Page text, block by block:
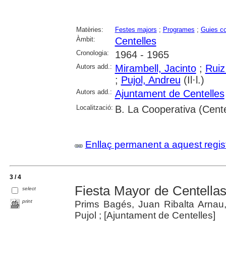
Matèries: Festes majors ; Programes ; Guies
Àmbit:
Centelles
Cronologia: 1964 - 1965
Autors add.: Mirambell, Jacinto;
; Pujol, Andreu (Il·l.)
Autors add.: Ajuntament de Centelles
Localització: B. La Cooperativa
Enllaç permanent a aquest
3 / 4
select
print
Fiesta Mayor de
Prims Bagés, Juan Ribalta
Pujol ; [Ajuntament de Centelles]